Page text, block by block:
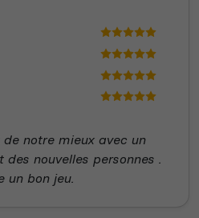
notre mieux avec un
nouvelles personnes .
un bon jeu.